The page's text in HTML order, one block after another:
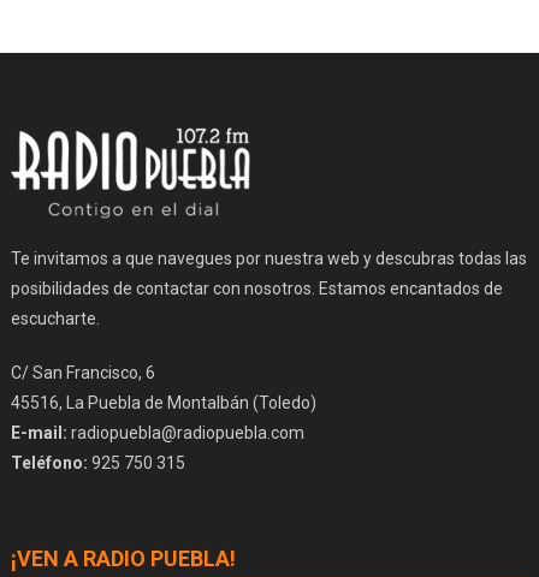
Te invitamos a que navegues por nuestra web y descubras todas las
posibilidades de contactar con nosotros. Estamos encantados de
escucharte.
C/ San Francisco, 6
45516, La Puebla de Montalbán (Toledo)
E-mail: radiopuebla@radiopuebla.com
Teléfono: 925 750 315
¡VEN A RADIO PUEBLA!